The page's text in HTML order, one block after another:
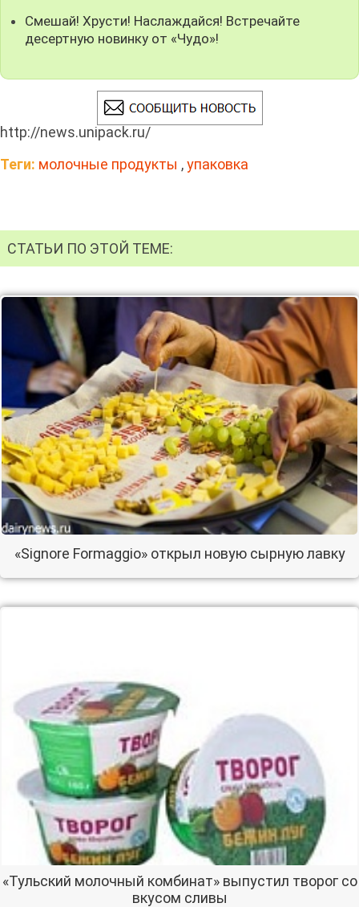
Смешай! Хрусти! Наслаждайся! Встречайте
десертную новинку от «Чудо»!
http://news.unipack.ru/
Теги: молочные продукты ,упаковка
СТАТЬИ ПО ЭТОЙ ТЕМЕ:
«Signore Formaggio» открыл новую сырную лавку
«Тульский молочный комбинат» выпустил творог со
вкусом сливы